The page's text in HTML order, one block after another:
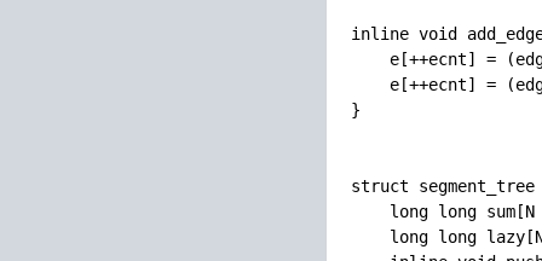
inline void
e[++ecnt] =
e[++ecnt] =
}
struct
long long sum[N
long long